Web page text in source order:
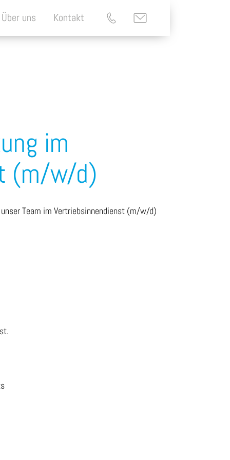
Über uns Kontakt
im
(m/w/d)
Team im Vertriebsinnendienst (m/w/d)